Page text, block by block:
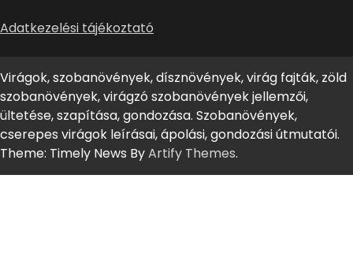
Adatkezelési tájékoztató
Virágok, szobanövények, dísznövények, virág fajták, zöld
szobanövények, virágzó szobanövények jellemzői,
ültetése, szapítása, gondozása. Szobanövények,
cserepes virágok leírásai, ápolási, gondozási útmutatói.
Theme: Timely News ByArtify Themes.